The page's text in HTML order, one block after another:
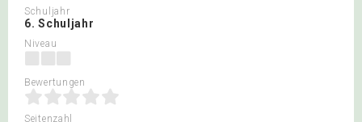
Schuljahr
6. Schuljahr
Niveau
Bewertungen
Seitenzahl